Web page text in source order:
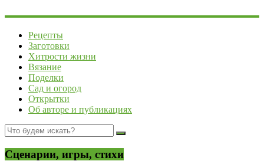
Рецепты
Заготовки
Хитрости жизни
Вязание
Поделки
Сад и огород
Открытки
Об авторе и публикациях
Сценарии, игры, стихи